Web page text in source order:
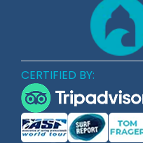
CERTIFIED BY: